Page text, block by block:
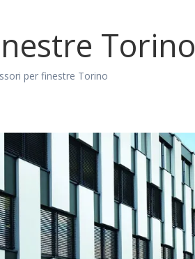
Torino
per finestre Torino